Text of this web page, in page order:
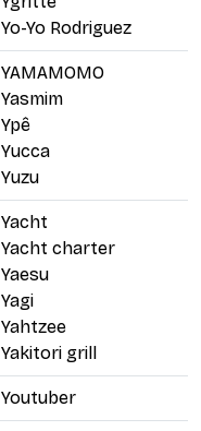
Yo-Yo Rodriguez
YAMAMOMO
Yasmim
Ypê
Yucca
Yuzu
Yacht
Yacht charter
Yaesu
Yagi
Yahtzee
Yakitori grill
Youtuber